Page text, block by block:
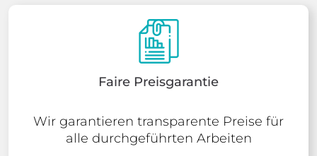
Faire Preisgarantie
Wir garantieren transparente Preise für
alle durchgeführten Arbeiten